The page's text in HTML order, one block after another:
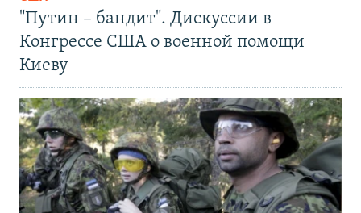
"Путин – бандит". Дискуссии в
Конгрессе США о военной помощи
Киеву